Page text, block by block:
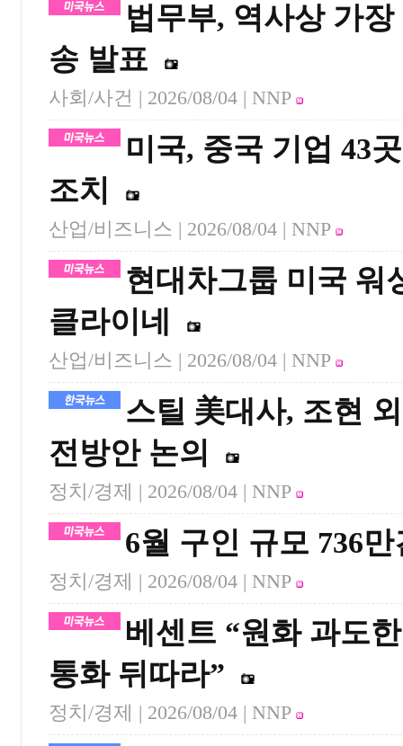
법무부, 역사상 가
송 발표
사회/사건 | 2026/08/04 | NNP
미국, 중국 기업 43
조치
산업/비즈니스 | 2026/08/04 | NNP
현대차그룹 미국 워
클라이네
산업/비즈니스 | 2026/08/04 | NNP
스틸 美대사, 조현
전방안 논의
정치/경제 | 2026/08/04 | NNP
6월 구인 규모 736
정치/경제 | 2026/08/04 | NNP
베센트 “원화 과도
통화 뒤따라”
정치/경제 | 2026/08/04 | NNP